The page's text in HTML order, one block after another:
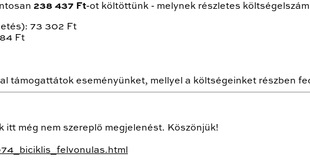
238 437 Ft-ot költöttünk - melynek részletes
73 302 Ft
Ft
támogattátok eseményünket, mellyel a költségeinket részben
itt még nem szereplő megjelenést. Köszönjük!